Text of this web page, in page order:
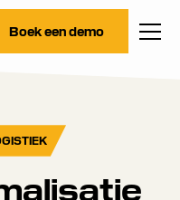
Boek een demo